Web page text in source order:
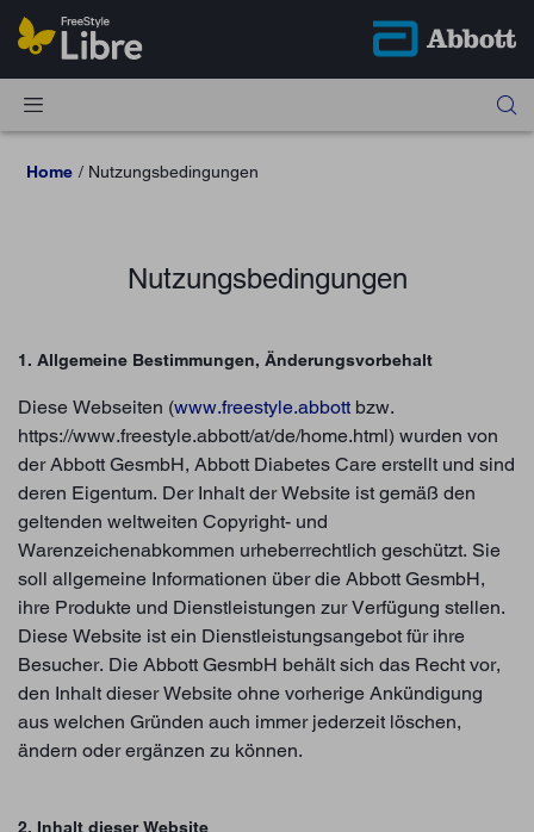
Home Nutzungsbedingungen
Nutzungsbedingungen
1. Allgemeine Bestimmungen, Änderungsvorbehalt
Diese Webseiten (www.freestyle.abbott bzw.
https://www.freestyle.abbott/at/de/home.html) wurden von
der Abbott GesmbH, Abbott Diabetes Care erstellt und sind
deren Eigentum. Der Inhalt der Website ist gemäß den
geltenden weltweiten Copyright- und
Warenzeichenabkommen urheberrechtlich geschützt. Sie
soll allgemeine Informationen über die Abbott GesmbH,
ihre Produkte und Dienstleistungen zur Verfügung stellen.
Diese Website ist ein Dienstleistungsangebot für ihre
Besucher. Die Abbott GesmbH behält sich das Recht vor,
den Inhalt dieser Website ohne vorherige Ankündigung
aus welchen Gründen auch immer jederzeit löschen,
ändern oder ergänzen zu können.
2. Inhalt dieser Website